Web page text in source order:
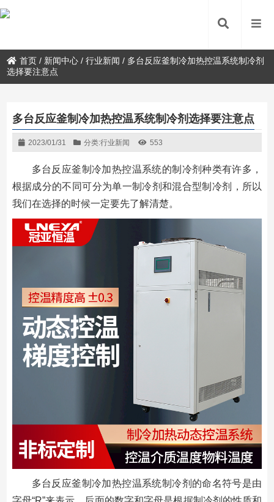
首页 / 新闻中心 /行业新闻 / 多台反应釜制冷加热控温系统制冷剂
选择要注意点
多台反应釜制冷加热控温系统制冷剂选择要注意点
2023/01/31 分类:行业新闻 553
多台反应釜制冷加热控温系统的制冷剂种类有许多，
根据成分的不同可分为单一制冷剂和混合型制冷剂，所以
我们在选择的时候一定要先了解清楚。
多台反应釜制冷加热控温系统制冷剂的命名符号是由